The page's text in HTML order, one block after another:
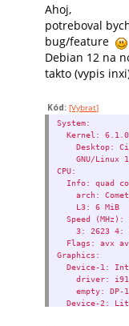
Ahoj,
potreboval
bug/feature
Debian 12 na
takto (vypis
Kód:[Vybrat]
System:
Kernel:
Desktop:
GNU/Linux
CPU:
Info: quad
arch: Comet/
L3: 6 MiB
Speed (MHz):
3: 2623 4:
Flags: avx
Graphics:
Device-1:
driver: i915
empty: DP-
Device-2: